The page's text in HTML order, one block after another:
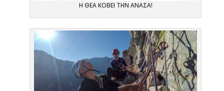
Η ΘΕΑ ΚΟΒΕΙ ΤΗΝ ΑΝΑΣΑ!